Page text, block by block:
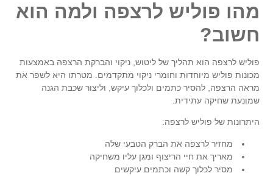
מהו פוליש לרצפה ולמה הוא
חשוב?
פוליש לרצפה הוא תהליך של ליטוש, ניקוי והברקת הרצפה באמצעות
מכונות פוליש מיוחדות וחומרי ניקוי מתקדמים. מטרתו היא לשפר את
מראה הרצפה, להסיר כתמים ולכלוך עיקש, וליצור שכבת הגנה
שמונעת שחיקה עתידית.
היתרונות של פוליש לרצפה:
מחזיר לרצפה את הברק הטבעי שלה
מאריך את חיי הריצוף ומגן עליו משחיקה
מסיר לכלוך קשה וכתמים עיקשים